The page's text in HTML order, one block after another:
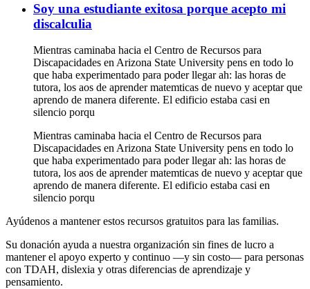
Soy una estudiante exitosa porque acepto mi
discalculia
Mientras caminaba hacia el Centro de Recursos para
Discapacidades en Arizona State University pens en todo lo
que haba experimentado para poder llegar ah: las horas de
tutora, los aos de aprender matemticas de nuevo y aceptar que
aprendo de manera diferente. El edificio estaba casi en
silencio porqu
Mientras caminaba hacia el Centro de Recursos para
Discapacidades en Arizona State University pens en todo lo
que haba experimentado para poder llegar ah: las horas de
tutora, los aos de aprender matemticas de nuevo y aceptar que
aprendo de manera diferente. El edificio estaba casi en
silencio porqu
Ayúdenos a mantener estos recursos gratuitos para las familias.
Su donación ayuda a nuestra organización sin fines de lucro a
mantener el apoyo experto y continuo —y sin costo— para personas
con TDAH, dislexia y otras diferencias de aprendizaje y
pensamiento.